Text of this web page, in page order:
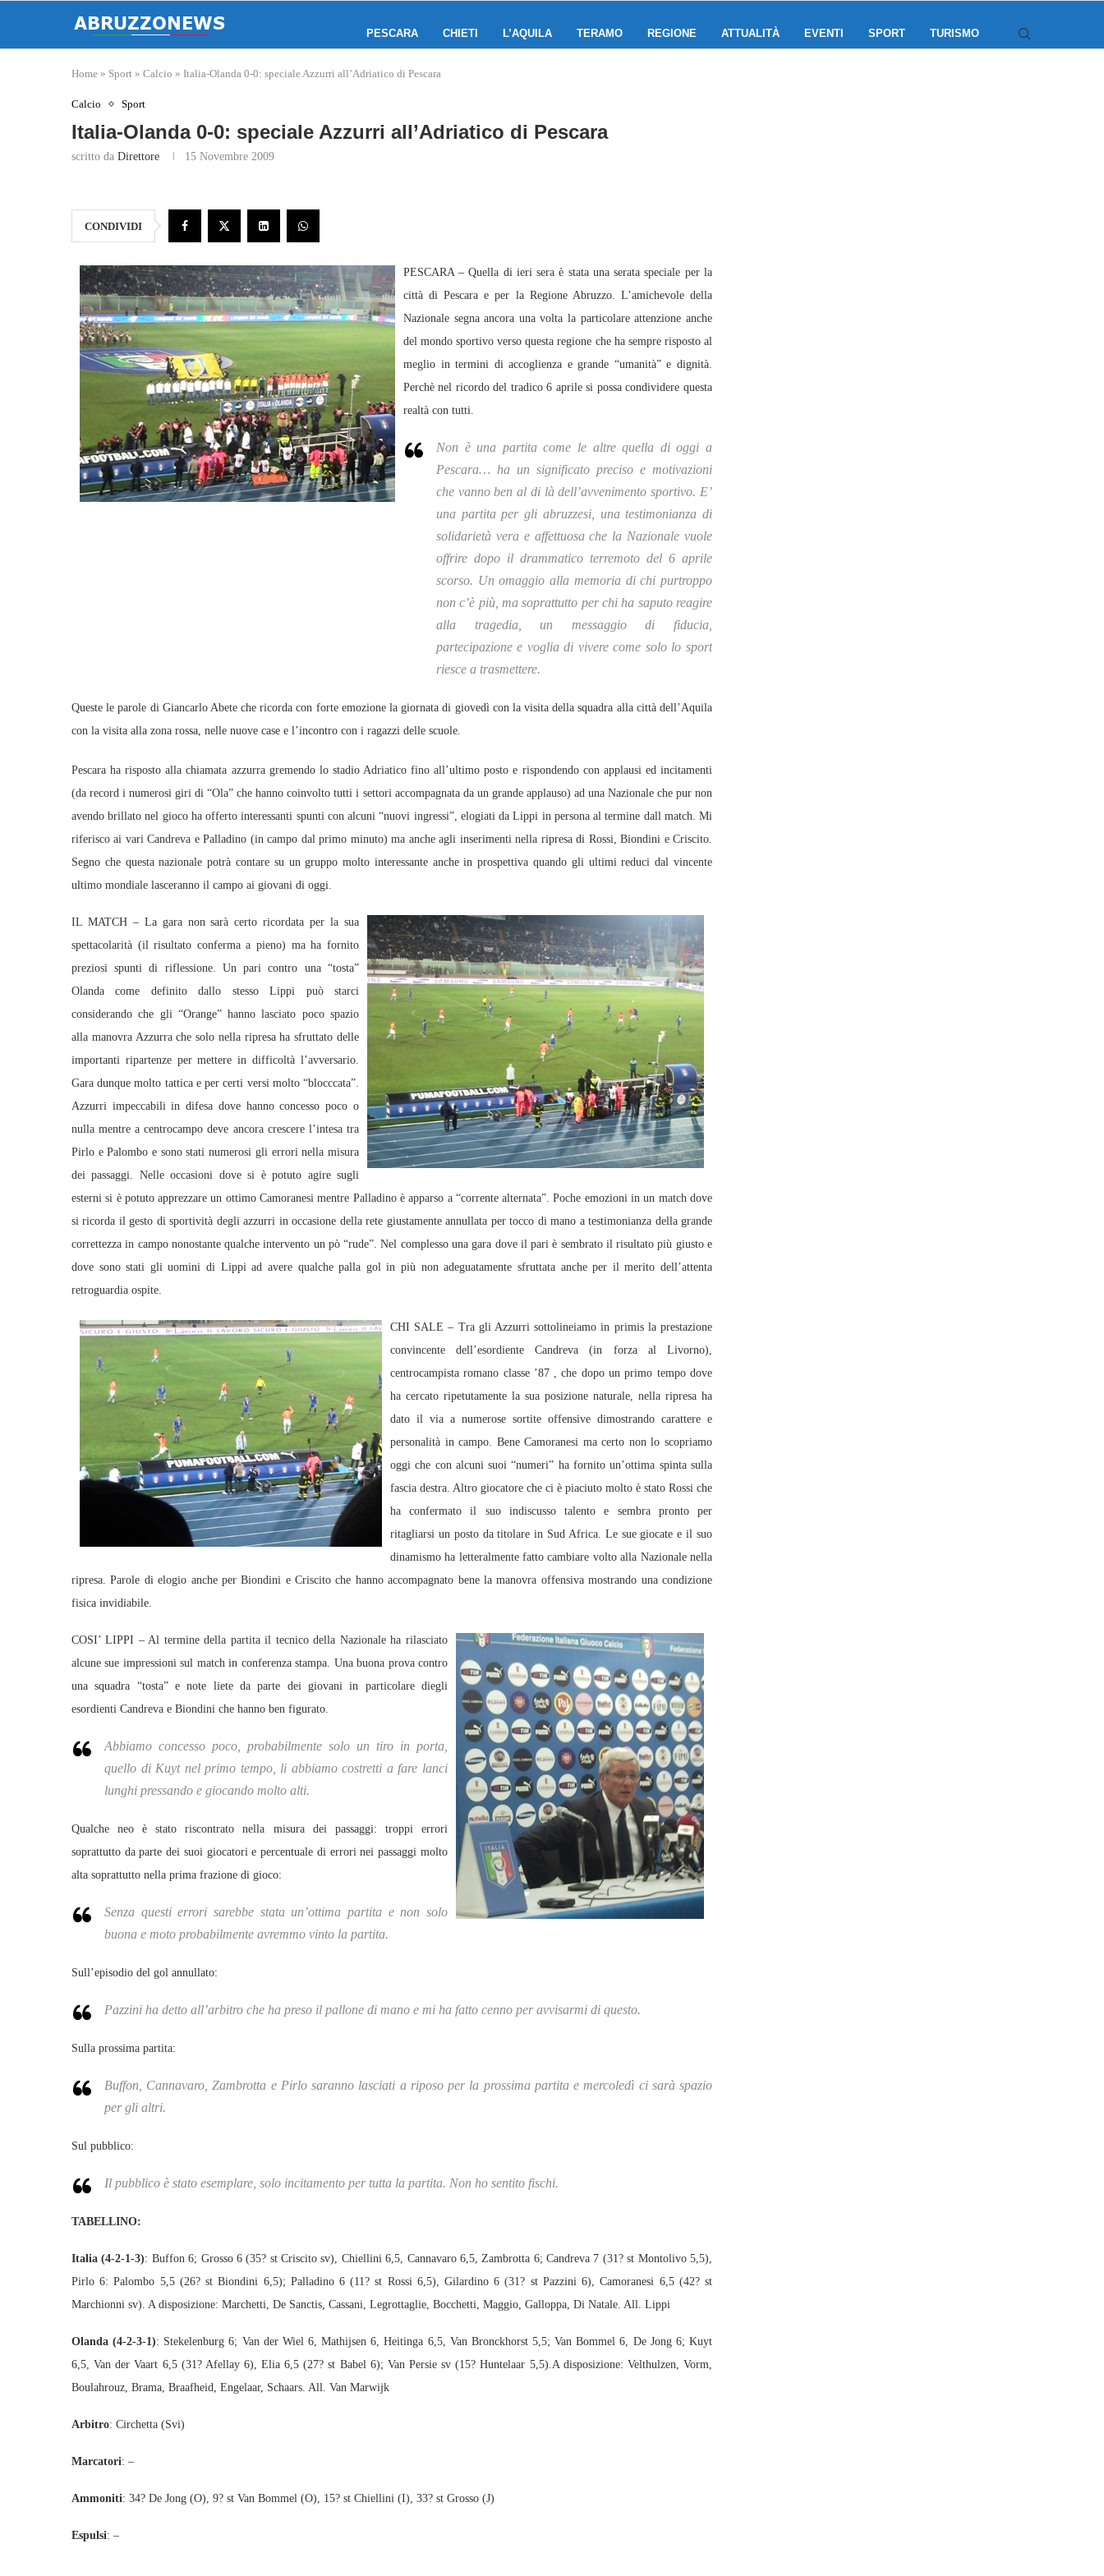
PESCARA CHIETI L’AQUILA TERAMO REGIONE ATTUALITÀ EVENTI SPORT TURISMO
Home » Sport » Calcio » Italia-Olanda 0-0: speciale Azzurri all’Adriatico di Pescara
Calcio Sport
Italia-Olanda 0-0: speciale Azzurri all’Adriatico di Pescara
scritto da Direttore 15 Novembre 2009
CONDIVIDI
PESCARA – Quella di ieri sera è stata una serata speciale per la
città di Pescara e per la Regione Abruzzo. L’amichevole della
Nazionale segna ancora una volta la particolare attenzione anche
del mondo sportivo verso questa regione che ha sempre risposto al
meglio in termini di accoglienza e grande “umanità” e dignità.
Perchè nel ricordo del tradico 6 aprile si possa condividere questa
realtà con tutti.
Non è una partita come le altre quella di oggi a
Pescara… ha un significato preciso e motivazioni
che vanno ben al di là dell’avvenimento sportivo. E’
una partita per gli abruzzesi, una testimonianza di
solidarietà vera e affettuosa che la Nazionale vuole
offrire dopo il drammatico terremoto del 6 aprile
scorso. Un omaggio alla memoria di chi purtroppo
non c’è più, ma soprattutto per chi ha saputo reagire
alla tragedia, un messaggio di fiducia,
partecipazione e voglia di vivere come solo lo sport
riesce a trasmettere.
Queste le parole di Giancarlo Abete che ricorda con forte emozione la giornata di giovedì con la visita della squadra alla città dell’Aquila
con la visita alla zona rossa, nelle nuove case e l’incontro con i ragazzi delle scuole.
Pescara ha risposto alla chiamata azzurra gremendo lo stadio Adriatico fino all’ultimo posto e rispondendo con applausi ed incitamenti
(da record i numerosi giri di “Ola” che hanno coinvolto tutti i settori accompagnata da un grande applauso) ad una Nazionale che pur non
avendo brillato nel gioco ha offerto interessanti spunti con alcuni “nuovi ingressi”, elogiati da Lippi in persona al termine dall match. Mi
riferisco ai vari Candreva e Palladino (in campo dal primo minuto) ma anche agli inserimenti nella ripresa di Rossi, Biondini e Criscito.
Segno che questa nazionale potrà contare su un gruppo molto interessante anche in prospettiva quando gli ultimi reduci dal vincente
ultimo mondiale lasceranno il campo ai giovani di oggi.
IL MATCH – La gara non sarà certo ricordata per la sua
spettacolarità (il risultato conferma a pieno) ma ha fornito
preziosi spunti di riflessione. Un pari contro una “tosta”
Olanda come definito dallo stesso Lippi può starci
considerando che gli “Orange” hanno lasciato poco spazio
alla manovra Azzurra che solo nella ripresa ha sfruttato delle
importanti ripartenze per mettere in difficoltà l’avversario.
Gara dunque molto tattica e per certi versi molto “blocccata”.
Azzurri impeccabili in difesa dove hanno concesso poco o
nulla mentre a centrocampo deve ancora crescere l’intesa tra
Pirlo e Palombo e sono stati numerosi gli errori nella misura
dei passaggi. Nelle occasioni dove si è potuto agire sugli
esterni si è potuto apprezzare un ottimo Camoranesi mentre Palladino è apparso a “corrente alternata”. Poche emozioni in un match dove
si ricorda il gesto di sportività degli azzurri in occasione della rete giustamente annullata per tocco di mano a testimonianza della grande
correttezza in campo nonostante qualche intervento un pò “rude”. Nel complesso una gara dove il pari è sembrato il risultato più giusto e
dove sono stati gli uomini di Lippi ad avere qualche palla gol in più non adeguatamente sfruttata anche per il merito dell’attenta
retroguardia ospite.
CHI SALE – Tra gli Azzurri sottolineiamo in primis la prestazione
convincente dell’esordiente Candreva (in forza al Livorno),
centrocampista romano classe ’87 , che dopo un primo tempo dove
ha cercato ripetutamente la sua posizione naturale, nella ripresa ha
dato il via a numerose sortite offensive dimostrando carattere e
personalità in campo. Bene Camoranesi ma certo non lo scopriamo
oggi che con alcuni suoi “numeri” ha fornito un’ottima spinta sulla
fascia destra. Altro giocatore che ci è piaciuto molto è stato Rossi che
ha confermato il suo indiscusso talento e sembra pronto per
ritagliarsi un posto da titolare in Sud Africa. Le sue giocate e il suo
dinamismo ha letteralmente fatto cambiare volto alla Nazionale nella
ripresa. Parole di elogio anche per Biondini e Criscito che hanno accompagnato bene la manovra offensiva mostrando una condizione
fisica invidiabile.
COSI’ LIPPI – Al termine della partita il tecnico della Nazionale ha rilasciato
alcune sue impressioni sul match in conferenza stampa. Una buona prova contro
una squadra “tosta” e note liete da parte dei giovani in particolare diegli
esordienti Candreva e Biondini che hanno ben figurato.
Abbiamo concesso poco, probabilmente solo un tiro in porta,
quello di Kuyt nel primo tempo, li abbiamo costretti a fare lanci
lunghi pressando e giocando molto alti.
Qualche neo è stato riscontrato nella misura dei passaggi: troppi errori
soprattutto da parte dei suoi giocatori e percentuale di errori nei passaggi molto
alta soprattutto nella prima frazione di gioco:
Senza questi errori sarebbe stata un’ottima partita e non solo
buona e moto probabilmente avremmo vinto la partita.
Sull’episodio del gol annullato:
Pazzini ha detto all’arbitro che ha preso il pallone di mano e mi ha fatto cenno per avvisarmi di questo.
Sulla prossima partita:
Buffon, Cannavaro, Zambrotta e Pirlo saranno lasciati a riposo per la prossima partita e mercoledì ci sarà spazio
per gli altri.
Sul pubblico:
Il pubblico è stato esemplare, solo incitamento per tutta la partita. Non ho sentito fischi.
TABELLINO:
Italia (4-2-1-3): Buffon 6; Grosso 6 (35? st Criscito sv), Chiellini 6,5, Cannavaro 6,5, Zambrotta 6; Candreva 7 (31? st Montolivo 5,5),
Pirlo 6: Palombo 5,5 (26? st Biondini 6,5); Palladino 6 (11? st Rossi 6,5), Gilardino 6 (31? st Pazzini 6), Camoranesi 6,5 (42? st
Marchionni sv). A disposizione: Marchetti, De Sanctis, Cassani, Legrottaglie, Bocchetti, Maggio, Galloppa, Di Natale. All. Lippi
Olanda (4-2-3-1): Stekelenburg 6; Van der Wiel 6, Mathijsen 6, Heitinga 6,5, Van Bronckhorst 5,5; Van Bommel 6, De Jong 6; Kuyt
6,5, Van der Vaart 6,5 (31? Afellay 6), Elia 6,5 (27? st Babel 6); Van Persie sv (15? Huntelaar 5,5).A disposizione: Velthulzen, Vorm,
Boulahrouz, Brama, Braafheid, Engelaar, Schaars. All. Van Marwijk
Arbitro: Circhetta (Svi)
Marcatori: –
Ammoniti: 34? De Jong (O), 9? st Van Bommel (O), 15? st Chiellini (I), 33? st Grosso (J)
Espulsi: –